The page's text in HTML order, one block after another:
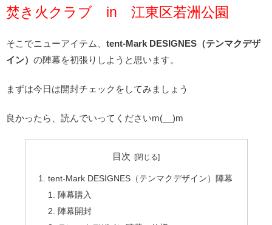
焚き火クラブ in 江東区若洲公園
そこでニューアイテム、 tent-Mark DESIGNES（テンマクデザ
イン） の陣幕を初張りしようと思います。
まずは今日は開封チェックをしてみましょう
良かったら、読んでいってくださいm(__)m
目次
tent-Mark DESIGNES（テンマクデザイン）陣幕
陣幕購入
陣幕開封